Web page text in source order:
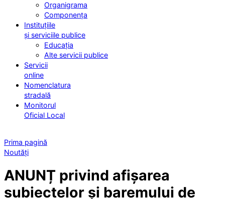
Organigrama
Componența
Instituțiile
și serviciile publice
Educația
Alte servicii publice
Servicii
online
Nomenclatura
stradală
Monitorul
Oficial Local
Prima pagină
Noutăți
ANUNȚ privind afișarea
subiectelor și baremului de